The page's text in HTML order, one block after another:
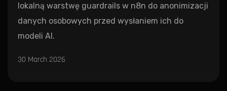
lokalną warstwę guardrails w n8n do anonimizacji
danych osobowych przed wysłaniem ich do
modeli AI.
30 March 2026